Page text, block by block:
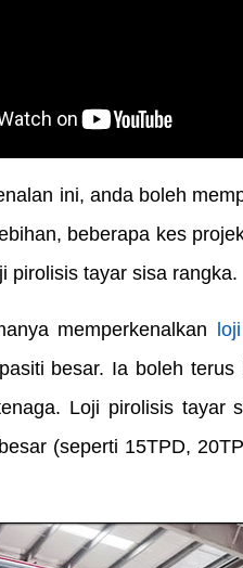
ini, anda boleh
beberapa kes
pirolisis tayar sisa rangka.
memperkenalkan
besar. Ia boleh
Loji pirolisis tayar
(seperti 15TPD,